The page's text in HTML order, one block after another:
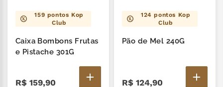
159 pontos Kop
Club
Caixa Bombons Frutas
e Pistache 301G
R$ 159,90
124 pontos Kop
Club
Pão de Mel 240G
R$ 124,90